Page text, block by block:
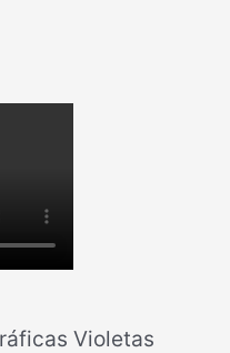
Violetas